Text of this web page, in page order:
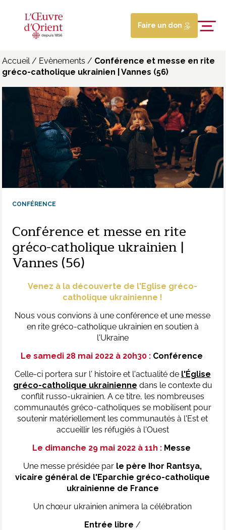
Faire un don
Accueil/ Evènements / Conférence et messe en rite
gréco-catholique ukrainien | Vannes (56)
CONFÉRENCE
Conférence et messe en rite
gréco-catholique ukrainien |
Vannes (56)
Venez à la découverte de l'Eglise gréco-
catholique ukrainienne !
Nous vous convions à une conférence et une messe
en rite gréco-catholique ukrainien en soutien à
l'Ukraine
Le samedi 28 mai 2022 à 20h30 : Conférence
Celle-ci portera sur l' histoire et l'actualité de l'Église
gréco-catholique ukrainienne dans le contexte du
conflit russo-ukrainien. A ce titre, les nombreuses
communautés gréco-catholiques se mobilisent pour
soutenir matériellement les communautés à l'Est et
accueillir les réfugiés à l'Ouest
Le dimanche 29 mai 2022 à 11h : Messe
Une messe présidée par le père Ihor Rantsya,
vicaire général de l'Eparchie gréco-catholique
ukrainienne de France
Un chœur ukrainien animera la célébration
Entrée libre /